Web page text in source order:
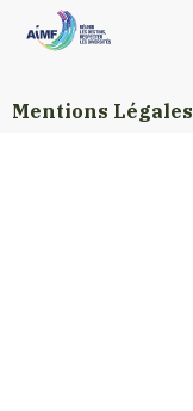
Mentions Légales